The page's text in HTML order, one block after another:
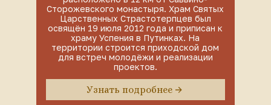
Сторожевского монастыря. Храм Святых
Царственных Страстотерпцев был
освящён 19 июля 2012 года и приписан к
храму Успения в Путинках. На
территории строится приходской дом
для встреч молодёжи и реализации
проектов.
Узнать подробнее